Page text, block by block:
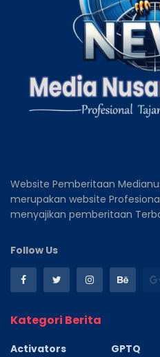
Website Pemberitaan
merupakan website
menyajikan pemberitaan
Follow Us
Kategori Berita
Activators
GPTQ